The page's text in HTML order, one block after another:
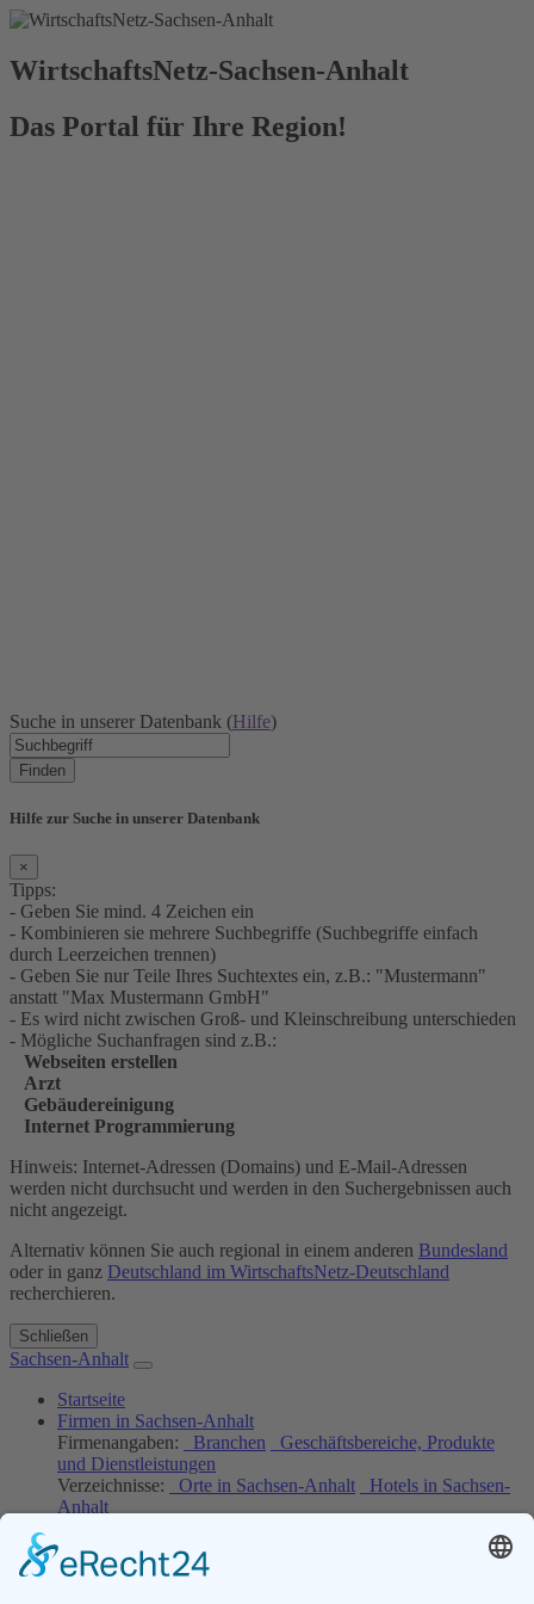
WirtschaftsNetz-Sachsen-Anhalt
Das Portal für Ihre Region!
Suche in unserer Datenbank (Hilfe)
Finden
Hilfe zur Suche in unserer Datenbank
×
Tipps:
- Geben Sie mind. 4 Zeichen ein
- Kombinieren sie mehrere Suchbegriffe (Suchbegriffe einfach
durch Leerzeichen trennen)
- Geben Sie nur Teile Ihres Suchtextes ein, z.B.: "Mustermann"
anstatt "Max Mustermann GmbH"
- Es wird nicht zwischen Groß- und Kleinschreibung unterschieden
- Mögliche Suchanfragen sind z.B.:
Webseiten erstellen
Arzt
Gebäudereinigung
Internet Programmierung
Hinweis: Internet-Adressen (Domains) und E-Mail-Adressen
werden nicht durchsucht und werden in den Suchergebnissen auch
nicht angezeigt.
Alternativ können Sie auch regional in einem anderen Bundesland
oder in ganz Deutschland im WirtschaftsNetz-Deutschland
recherchieren.
Schließen
Sachsen-Anhalt
Startseite
Firmen in Sachsen-Anhalt
Firmenangaben:
Branchen
Geschäftsbereiche, Produkte
und Dienstleistungen
Verzeichnisse:
Orte in Sachsen-Anhalt
Hotels in Sachsen-
Anhalt
Kostenlos eintragen
Einloggen